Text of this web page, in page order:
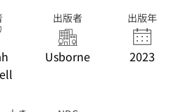
出版者
Usborne
出版年
2023